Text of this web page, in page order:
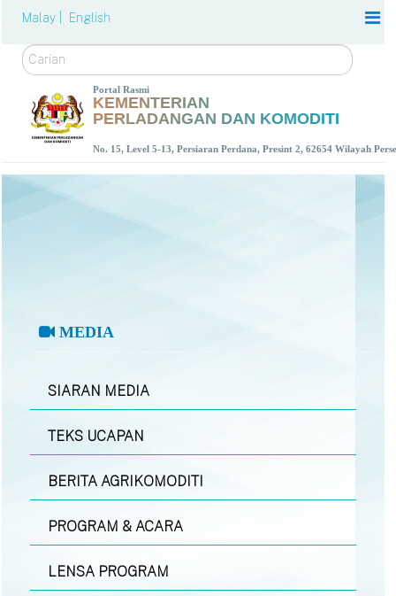
Malay | English
Carian
Portal Rasmi
KEMENTERIAN
PERLADANGAN DAN KOMODITI
No. 15, Level 5-13, Persiaran Perdana, Presint 2, 62654 Wilayah
MEDIA
SIARAN MEDIA
TEKS UCAPAN
BERITA AGRIKOMODITI
PROGRAM & ACARA
LENSA PROGRAM